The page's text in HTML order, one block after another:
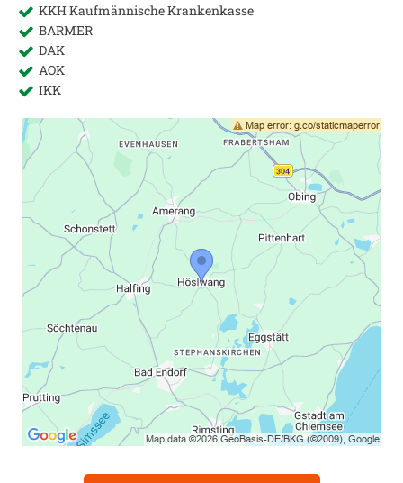
KKH Kaufmännische Krankenkasse
BARMER
DAK
AOK
IKK